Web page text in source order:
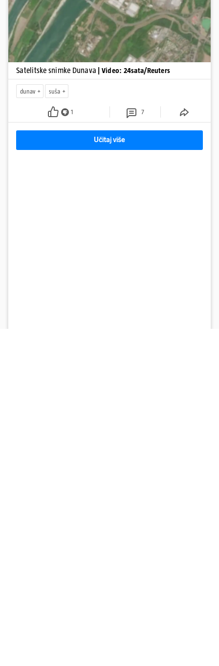
Satelitske snimke Dunava | Video: 24sata/Reuters
dunav suša
1 7
Učitaj više